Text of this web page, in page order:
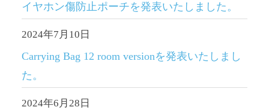
イヤホン傷防止ポーチを発表いたしました。
Carrying Bag 12 room versionを発表いたしまし
た。
2024年7月10日
2024年6月28日